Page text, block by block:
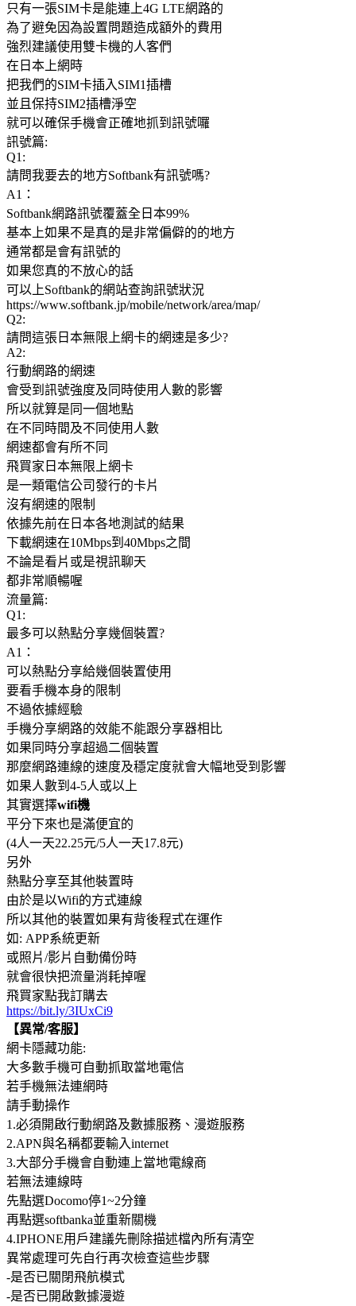
只有一張SIM卡是能連上4G LTE網路的
為了避免因為設置問題造成額外的費用
強烈建議使用雙卡機的人客們
在日本上網時
把我們的SIM卡插入SIM1插槽
並且保持SIM2插槽淨空
就可以確保手機會正確地抓到訊號囉
訊號篇:
Q1:
請問我要去的地方Softbank有訊號嗎?
A1：
Softbank網路訊號覆蓋全日本99%
基本上如果不是真的是非常偏僻的的地方
通常都是會有訊號的
如果您真的不放心的話
可以上Softbank的網站查詢訊號狀況
https://www.softbank.jp/mobile/network/area/map/
Q2:
請問這張日本無限上網卡的網速是多少?
A2:
行動網路的網速
會受到訊號強度及同時使用人數的影響
所以就算是同一個地點
在不同時間及不同使用人數
網速都會有所不同
飛買家日本無限上網卡
是一類電信公司發行的卡片
沒有網速的限制
依據先前在日本各地測試的結果
下載網速在10Mbps到40Mbps之間
不論是看片或是視訊聊天
都非常順暢喔
流量篇:
Q1:
最多可以熱點分享幾個裝置?
A1：
可以熱點分享給幾個裝置使用
要看手機本身的限制
不過依據經驗
手機分享網路的效能不能跟分享器相比
如果同時分享超過二個裝置
那麼網路連線的速度及穩定度就會大幅地受到影響
如果人數到4-5人或以上
其實選擇wifi機
平分下來也是滿便宜的
(4人一天22.25元/5人一天17.8元)
另外
熱點分享至其他裝置時
由於是以Wifi的方式連線
所以其他的裝置如果有背後程式在運作
如: APP系統更新
或照片/影片自動備份時
就會很快把流量消耗掉喔
飛買家點我訂購去
https://bit.ly/3IUxCi9
【異常/客服】
網卡隱藏功能:
大多數手機可自動抓取當地電信
若手機無法連網時
請手動操作
1.必須開啟行動網路及數據服務、漫遊服務
2.APN與名稱都要輸入internet
3.大部分手機會自動連上當地電線商
若無法連線時
先點選Docomo停1~2分鐘
再點選softbanka並重新關機
4.IPHONE用戶建議先刪除描述檔內所有清空
異常處理可先自行再次檢查這些步驟
-是否已關閉飛航模式
-是否已開啟數據漫遊